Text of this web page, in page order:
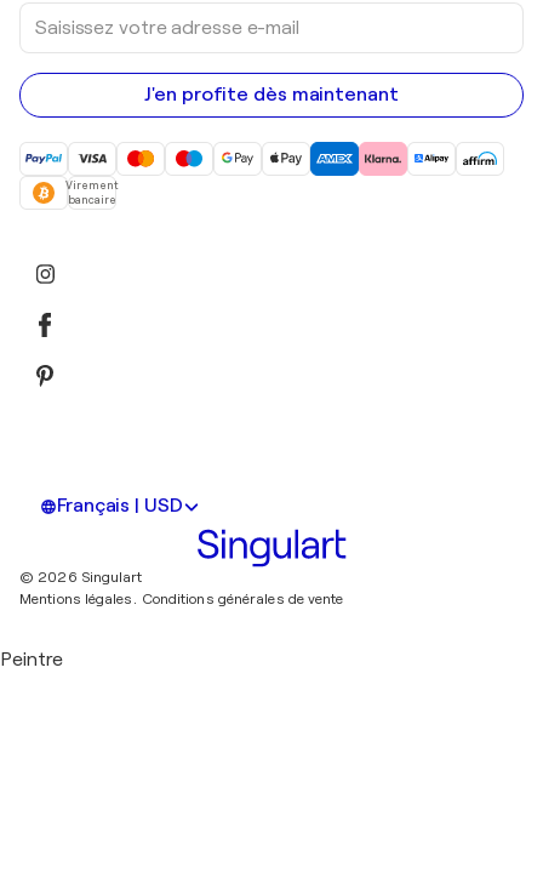
Saisissez
votre
adresse
e-
mail
J'en profite dès maintenant
Virement
bancaire
Français | USD
© 2026 Singulart
Mentions légales. Conditions générales de vente
Peintre